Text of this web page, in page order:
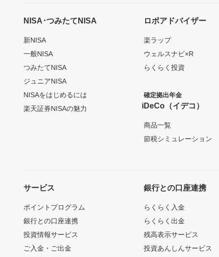
NISA･つみたてNISA
新NISA
一般NISA
つみたてNISA
ジュニアNISA
NISAをはじめるには
楽天証券NISAの魅力
ロボアドバイザー
楽ラップ
ウェルスナビ×R
らくらく投資
確定拠出年金
iDeCo（イデコ）
商品一覧
節税シミュレーション
サービス
ポイントプログラム
銀行との口座連携
投資情報サービス
ご入金・ご出金
銀行との口座連携
らくらく入金
らくらく出金
残高表示サービス
投資あんしんサービス